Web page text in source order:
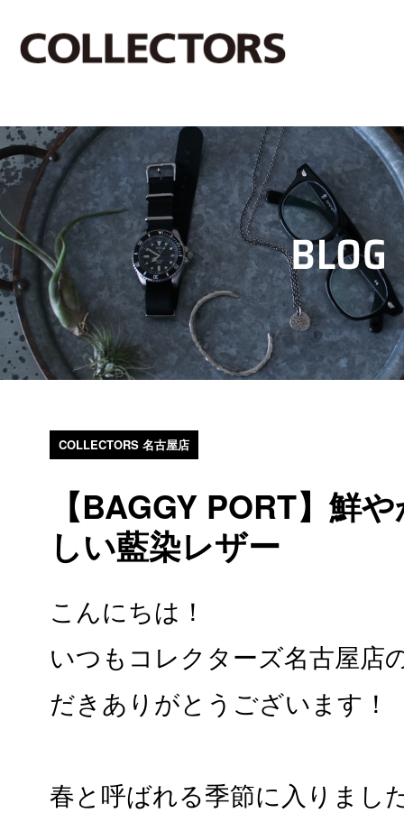
COLLECTORS 名古屋店
【BAGGY PORT】鮮
しい藍染レザー
こんにちは！
いつもコレクターズ名古屋店
だきありがとうございます！
春と呼ばれる季節に入りまし